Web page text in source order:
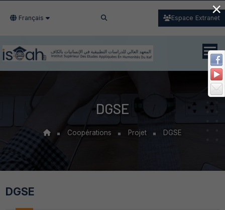
Français Espace Extranet
DGSE
Coopérations Projet DGSE
DGSE
×